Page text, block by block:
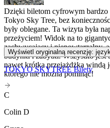
Dzięki biletom cyfrowym bardzo
Tokyo Sky Tree, bez
były oblegane. Ta wizyta była
przeżyciem! Widok na to
zachwycający i niepowtarzalny,
budynki i zabytki. Wszystko jest
nawet krótka przejażdżka windą
którego nie można pominąć!
Wyświetl oryginalną recenzję:
TOKYO SKYTREE Bilety
C
Colin D